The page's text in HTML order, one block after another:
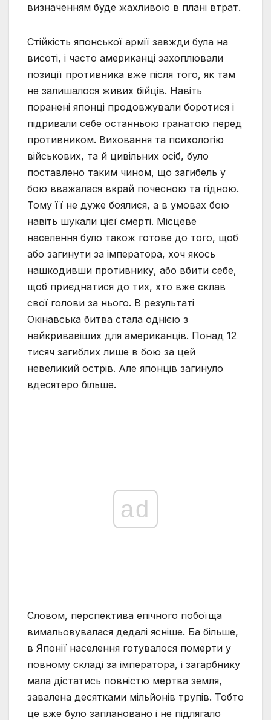
визначенням буде жахливою в плані втрат.
Стійкість японської армії завжди була на
висоті, і часто американці захоплювали
позиції противника вже після того, як там
не залишалося живих бійців. Навіть
поранені японці продовжували боротися і
підривали себе останньою гранатою перед
противником. Виховання та психологію
військових, та й цивільних осіб, було
поставлено таким чином, що загибель у
бою вважалася вкрай почесною та гідною.
Тому її не дуже боялися, а в умовах бою
навіть шукали цієї смерті. Місцеве
населення було також готове до того, щоб
або загинути за імператора, хоч якось
нашкодивши противнику, або вбити себе,
щоб приєднатися до тих, хто вже склав
свої голови за нього. В результаті
Окінавська битва стала однією з
найкривавіших для американців. Понад 12
тисяч загиблих лише в бою за цей
невеликий острів. Але японців загинуло
вдесятеро більше.
ad
Словом, перспектива епічного побоїща
вимальовувалася дедалі ясніше. Ба більше,
в Японії населення готувалося померти у
повному складі за імператора, і загарбнику
мала дістатись повністю мертва земля,
завалена десятками мільйонів трупів. Тобто
це вже було заплановано і не підлягало